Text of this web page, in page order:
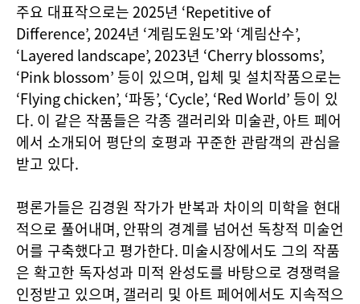
주요 대표작으로는2025년 ‘Repetitive of
Difference’, 2024년 ‘계림도원도’와 ‘계림산수’,
‘Layered landscape’, 2023년 ‘Cherry blossoms’,
‘Pink blossom’ 등이 있으며, 입체 및 설치작품으로는
‘Flying chicken’, ‘파동’, ‘Cycle’, ‘Red World’ 등이 있
다. 이 같은 작품들은 각종 갤러리와 미술관, 아트 페어
에서 소개되어 평단의 호평과 꾸준한 관람객의 관심을
받고 있다.
평론가들은 김경원 작가가 반복과 차이의 미학을 현대
적으로 풀어내며, 안팎의 경계를 넘어선 독창적 미술언
어를 구축했다고 평가한다. 미술시장에서도 그의 작품
은 확고한 독자성과 미적 완성도를 바탕으로 경쟁력을
인정받고 있으며, 갤러리 및 아트 페어에서도 지속적으